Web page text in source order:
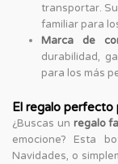
transportar.
familiar para
Marca de
durabilidad,
para los más
El regalo perfecto
¿Buscas un regalo
emocione? Esta
Navidades, o